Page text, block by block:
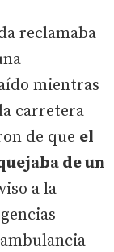
reclamaba
mientras
carretera
de que el
de un
a la